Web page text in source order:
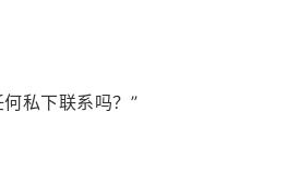
私下联系吗？”